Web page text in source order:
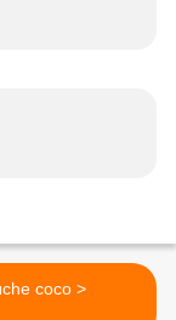
Bûche coco >